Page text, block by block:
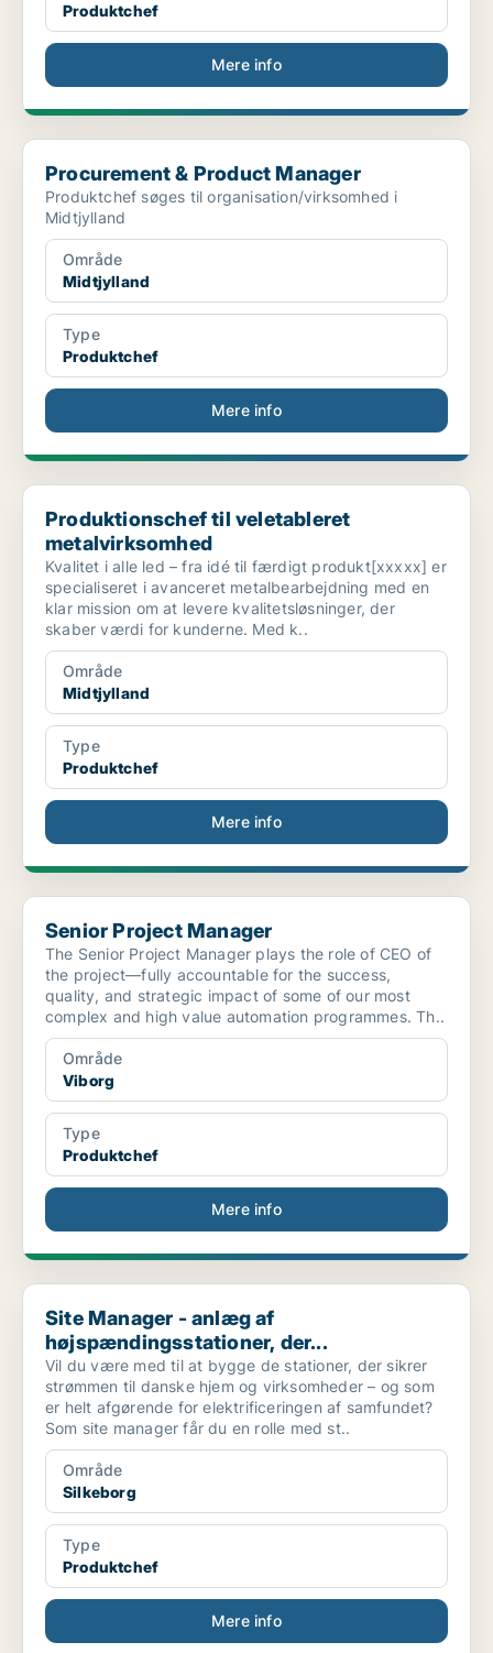
Produktchef
Mere info
Procurement & Product Manager
Procurement & Product Manager
Produktchef søges til organisation/virksomhed i
Midtjylland
Område
Midtjylland
Type
Produktchef
Mere info
Produktionschef til veletableret metalvirksomhed
Produktionschef til veletableret
metalvirksomhed
Kvalitet i alle led – fra idé til færdigt produkt[xxxxx] er
specialiseret i avanceret metalbearbejdning med en
klar mission om at levere kvalitetsløsninger, der
skaber værdi for kunderne. Med k..
Område
Midtjylland
Type
Produktchef
Mere info
Senior Project Manager
Senior Project Manager
The Senior Project Manager plays the role of CEO of
the project—fully accountable for the success,
quality, and strategic impact of some of our most
complex and high value automation programmes. Th..
Område
Viborg
Type
Produktchef
Mere info
Site Manager - anlæg af højspændingsstationer, der...
Site Manager - anlæg af
højspændingsstationer, der...
Vil du være med til at bygge de stationer, der sikrer
strømmen til danske hjem og virksomheder – og som
er helt afgørende for elektrificeringen af samfundet?
Som site manager får du en rolle med st..
Område
Silkeborg
Type
Produktchef
Mere info